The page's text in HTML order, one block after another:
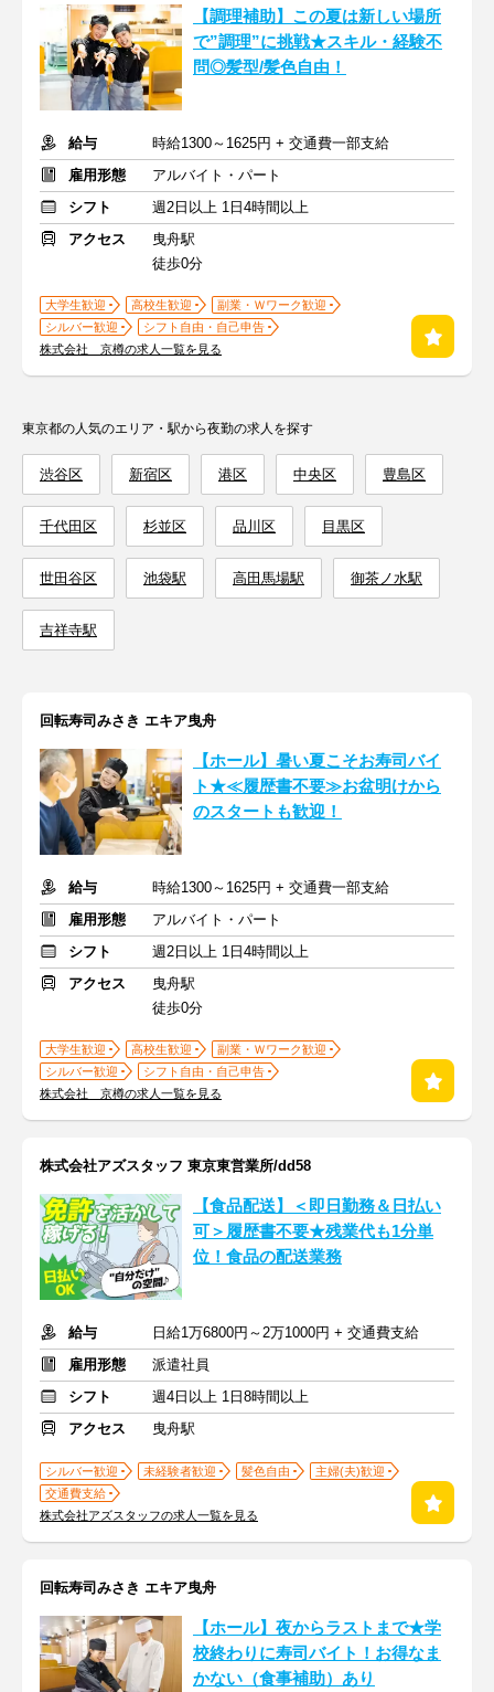
【調理補助】この夏は新しい場所
で”調理”に挑戦★スキル・経験不
問◎髪型/髪色自由！
給与
時給1300～1625円 + 交通費一部支給
雇用形態
アルバイト・パート
シフト
週2日以上 1日4時間以上
アクセス
曳舟駅
徒歩0分
大学生歓迎 高校生歓迎
副業・Ｗワーク歓迎
シルバー歓迎
シフト自由・自己申告
株式会社 京樽の求人一覧を見る
東京都の人気のエリア・駅から夜勤の求人を探す
渋谷区 新宿区 港区 中央区 豊島区
千代田区 杉並区 品川区 目黒区
世田谷区 池袋駅 高田馬場駅 御茶ノ水駅
吉祥寺駅
回転寿司みさき エキア曳舟
【ホール】暑い夏こそお寿司バイ
ト★≪履歴書不要≫お盆明けから
のスタートも歓迎！
給与
時給1300～1625円 + 交通費一部支給
雇用形態
アルバイト・パート
シフト
週2日以上 1日4時間以上
アクセス
曳舟駅
徒歩0分
大学生歓迎 高校生歓迎
副業・Ｗワーク歓迎
シルバー歓迎
シフト自由・自己申告
株式会社 京樽の求人一覧を見る
株式会社アズスタッフ 東京東営業所/dd58
【食品配送】＜即日勤務＆日払い
可＞履歴書不要★残業代も1分単
位！食品の配送業務
給与
日給1万6800円～2万1000円 + 交通費支給
雇用形態
派遣社員
シフト
週4日以上 1日8時間以上
アクセス
曳舟駅
シルバー歓迎 未経験者歓迎 髪色自由
主婦(夫)歓迎
交通費支給
株式会社アズスタッフの求人一覧を見る
回転寿司みさき エキア曳舟
【ホール】夜からラストまで★学
校終わりに寿司バイト！お得なま
かない（食事補助）あり